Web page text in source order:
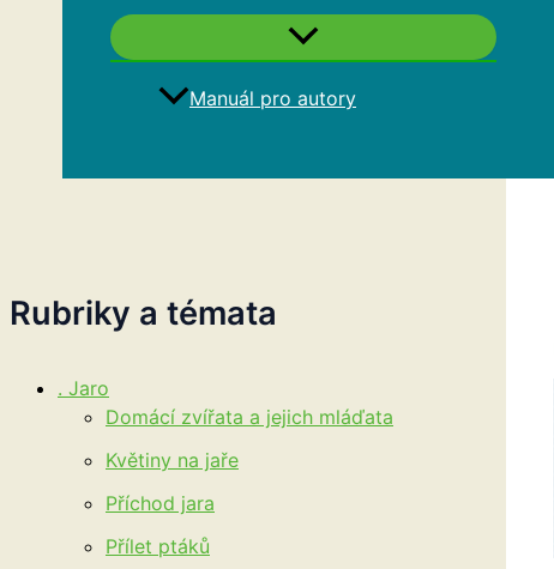
Manuál pro autory
Rubriky a témata
. Jaro
Domácí zvířata a jejich mláďata
Květiny na jaře
Příchod jara
Přílet ptáků